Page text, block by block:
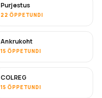
Purjestus
22 ÕPPETUNDI
Ankrukoht
15 ÕPPETUNDI
COLREG
15 ÕPPETUNDI